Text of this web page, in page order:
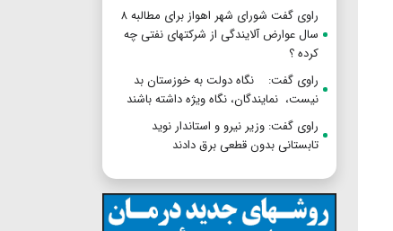
راوی گفت شورای شهر اهواز برای مطالبه ۸
سال عوارض آلایندگی از شرکتهای نفتی چه
کرده ؟
راوی گفت: نگاه دولت به خوزستان بد
نیست، نمایندگان، نگاه ویژه داشته باشند
راوی گفت: وزیر نیرو و استاندار نوید
تابستانی بدون قطعی برق دادند